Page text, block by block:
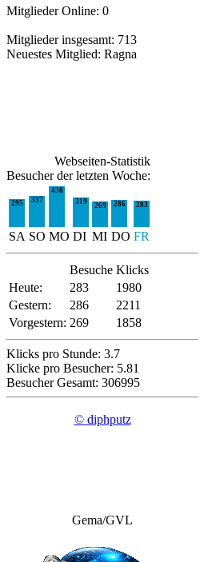
Mitglieder Online: 0
Mitglieder insgesamt: 713
Neuestes Mitglied: Ragna
Webseiten-Statistik
Besucher der letzten Woche:
295 337
438
319
269 286 283
SA SO MO DI MI DO FR
Besuche Klicks
Heute:
283
1980
Gestern:
286
2211
Vorgestern: 269 1858
Klicks pro Stunde: 3.7
Klicke pro Besucher: 5.81
Besucher Gesamt: 306995
© diphputz
Gema/GVL